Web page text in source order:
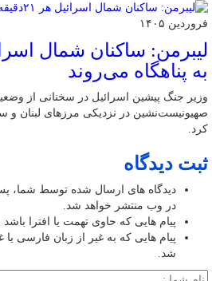
فروردین ۱۴۰۵
به پناهگاه می‌روند
وزیر جنگ پیشین اسرائیل در سخنانی از
صهیونیست‌نشین در نزدیکی مرزهای لبنان و
کرد.
ثبت دیدگاه
دیدگاه های ارسال شده توسط شما،
در وب منتشر خواهد شد.
پیام هایی که حاوی تهمت یا افترا
پیام هایی که به غیر از زبان فارسی
شد.